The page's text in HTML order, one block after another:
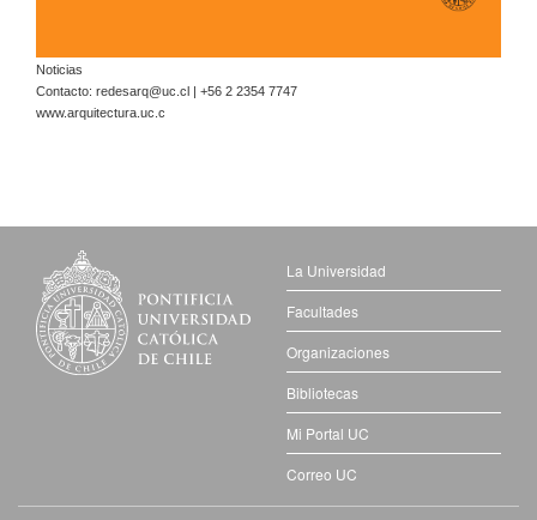
Noticias
Contacto: redesarq@uc.cl
| +56 2 2354 7747
www.arquitectura.uc.c
La Universidad
Facultades
Organizaciones
Bibliotecas
Mi Portal UC
Correo UC